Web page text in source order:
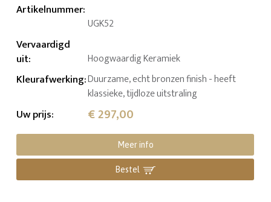
Artikelnummer:
UGK52
Vervaardigd
uit: Hoogwaardig Keramiek
Kleurafwerking:Duurzame, echt bronzen finish - heeft
klassieke, tijdloze uitstraling
Uw prijs: € 297,00
Meer info
Bestel